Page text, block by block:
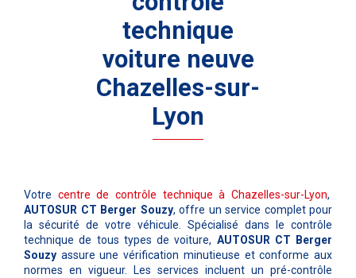
technique
voiture neuve
Chazelles-sur-
Lyon
Votre centre de contrôle technique à Chazelles-sur-Lyon,
AUTOSUR CT Berger Souzy, offre un service complet pour
la sécurité de votre véhicule. Spécialisé dans le contrôle
technique de tous types de voiture, AUTOSUR CT Berger
Souzy assure une vérification minutieuse et conforme aux
normes en vigueur. Les services incluent un pré-contrôle